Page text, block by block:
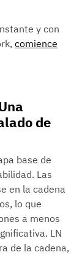
y con
comience
de
base de
Las
en la cadena
lo que
a menos
LN
de la cadena,